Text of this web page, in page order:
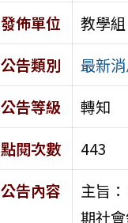
發佈單位
教學組
公告類別
最新
公告等級
轉知
點閱次數
443
公告內容
主旨
期社